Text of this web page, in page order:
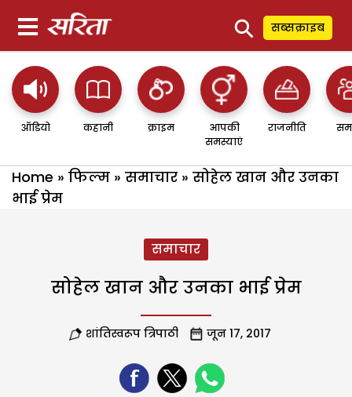
⚲ सब्सक्राइब
ऑडियो कहानी क्राइम
आपकी
समस्याएं
राजनीति
Home » फिल्म » समाचार » सोहेल खान और उनका
भाई प्रेम
समाचार
सोहेल खान और उनका भाई प्रेम
शांतिस्वरूप त्रिपाठी जून 17, 2017